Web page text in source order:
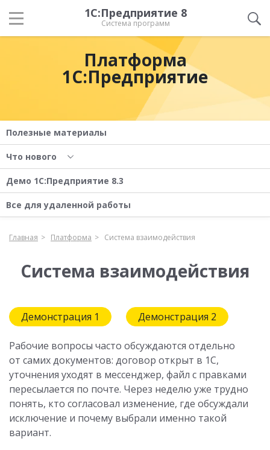
1С:Предприятие 8
Система программ
Платформа
1С:Предприятие
Полезные материалы
Что нового
Демо 1С:Предприятие 8.3
Все для удаленной работы
Главная Платформа Система взаимодействия
Система взаимодействия
Демонстрация 1 Демонстрация 2
Рабочие вопросы часто обсуждаются отдельно
от самих документов: договор открыт в 1С,
уточнения уходят в мессенджер, файл с правками
пересылается по почте. Через неделю уже трудно
понять, кто согласовал изменение, где обсуждали
исключение и почему выбрали именно такой
вариант.